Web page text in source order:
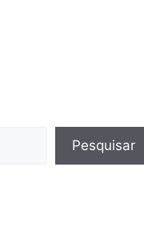
Pesquisar